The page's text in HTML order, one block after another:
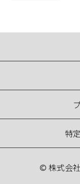
特
© 株式会